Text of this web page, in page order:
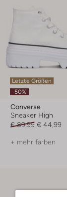
Letzte Größen
-50%
Converse
Sneaker High
€ 89,99 € 44,99
+ mehr farben